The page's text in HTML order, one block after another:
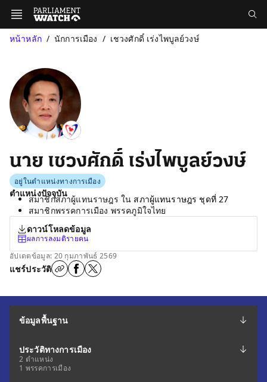
หน้าหลัก นักการเมือง เชวงศักดิ์ เร่งไพบูลย์วงษ์
นาย เชวงศักดิ์ เร่งไพบูลย์วงษ์
อยู่ในตำแหน่งทางการเมือง
ตำแหน่งปัจจุบัน
สมาชิกสภาผู้แทนราษฎร ใน สภาผู้แทนราษฎร ชุดที่ 27
สมาชิกพรรคการเมือง พรรคภูมิใจไทย
ดาวน์โหลดข้อมูล
ผลการลงมติรายคน
อัปเดตข้อมูล: 20 กุมภาพันธ์ 2569
แชร์ประวัติ
ข้อมูลพื้นฐาน
ประวัติทางการเมือง
2 ตำแหน่ง
1 พรรคการเมือง